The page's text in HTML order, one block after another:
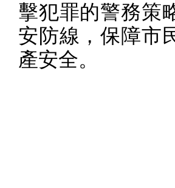
擊犯罪的警務策
安防線，保障市
產安全。